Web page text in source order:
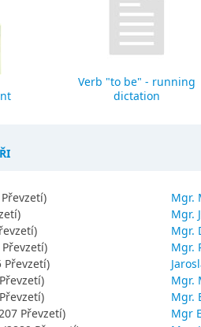
Verb "to be" - running
dictation
Převzetí)
Převzetí)
Mgr.
Mgr.
Mgr.
Mgr.
Mgr.
Mgr.
Mgr